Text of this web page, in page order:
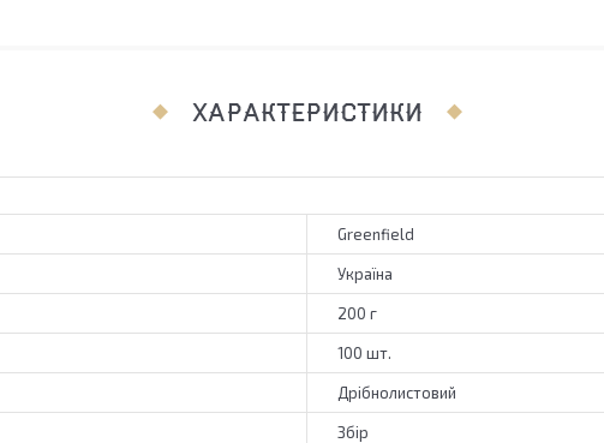
ХАРАКТЕРИСТИКИ
Greenfield
Україна
200 г
100 шт.
Дрібнолистовий
Збір